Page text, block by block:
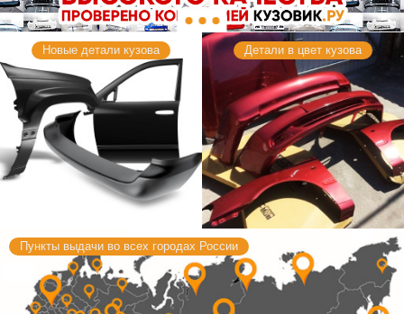
Новые детали кузова Детали в цвет кузова
Пункты выдачи во всех городах России